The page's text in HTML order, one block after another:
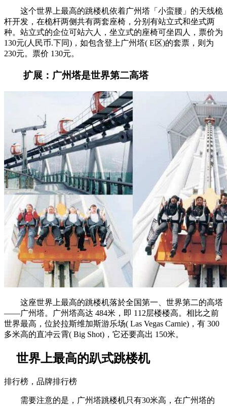
这个世界上最高的跳楼机依着广州塔「小蛮腰」的天线桅
杆开发，在桅杆两侧共有两套座椅，分别有站立式和坐式两
种。站立式的企位可站六人，坐立式的座椅可坐四人，票价为
130元(人民币.下同)，如包含登上广州塔( E区)的套票，则为
230元。票价 130元。
扩展：广州塔是世界第二高塔
这座世界上最高的跳楼机落於全国第一、世界第二的高塔
——广州塔。广州塔高达 484米，即 112层楼楼高。相比之前
世界最高，位於拉斯维加斯游乐场( Las Vegas Carnie)，有 300
多米高的直冲云霄( Big Shot)，它还要高出 150米。
世界上最高的趴式跳楼机
排行榜，品牌排行榜
需要注意的是，广州塔跳楼机只有30米高，在广州塔的